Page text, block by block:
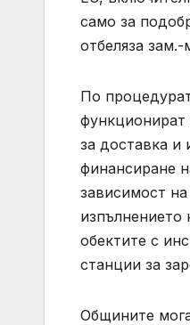
само за
отбеляза
По
функционират
за доставка и
финансиране
зависимост
изпълнението
обектите с
станции за
Общините